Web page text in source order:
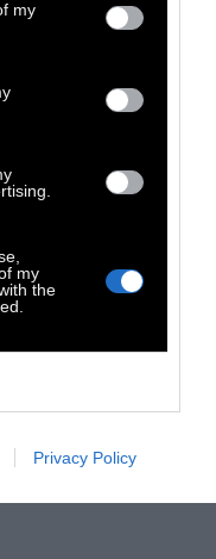
my
my
the
Privacy Policy
υπάρχει